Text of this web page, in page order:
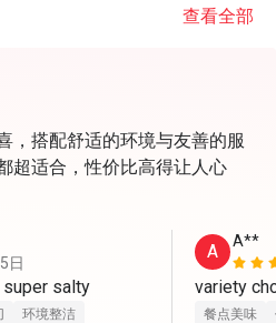
查看全部
，搭配舒适的环境与友善的服
超适合，性价比高得让人心
日
super salty
环境整洁
A A**
variety
餐点美味